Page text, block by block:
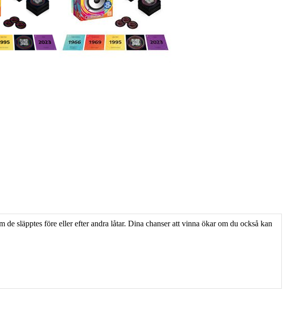
släpptes före eller efter andra låtar. Dina chanser att vinna ökar om du också kan